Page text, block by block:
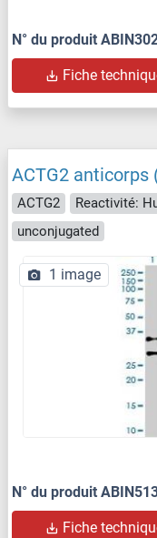
N° du produit
Fiche
ACTG2 anticorps
ACTG2 Reactivité:
unconjugated
1 image
N° du produit
Fiche